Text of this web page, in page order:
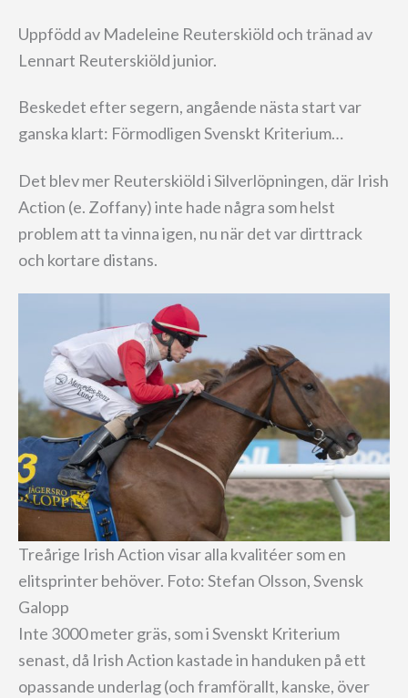
Uppfödd av Madeleine Reuterskiöld och tränad av
Lennart Reuterskiöld junior.
Beskedet efter segern, angående nästa start var
ganska klart: Förmodligen Svenskt Kriterium…
Det blev mer Reuterskiöld i Silverlöpningen, där Irish
Action (e. Zoffany) inte hade några som helst
problem att ta vinna igen, nu när det var dirttrack
och kortare distans.
Treårige Irish Action visar alla kvalitéer som en
elitsprinter behöver. Foto: Stefan Olsson, Svensk
Galopp
Inte 3000 meter gräs, som i Svenskt Kriterium
senast, då Irish Action kastade in handuken på ett
opassande underlag (och framförallt, kanske, över